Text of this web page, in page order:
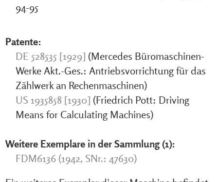
94-95
Patente:
DE 528535 [1929] (Mercedes Büromaschinen-
Werke Akt.-Ges.: Antriebsvorrichtung für das
Zählwerk an Rechenmaschinen)
US 1935858 [1930] (Friedrich Pott: Driving
Means for Calculating Machines)
Weitere Exemplare in der Sammlung (1):
FDM6136 (1942, SNr.: 47630)